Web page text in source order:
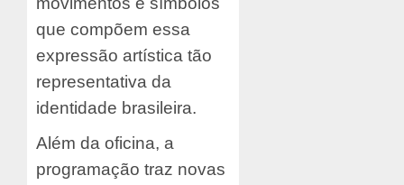
que compõem essa
expressão artística tão
representativa da
identidade brasileira.
Além da oficina, a
programação traz novas